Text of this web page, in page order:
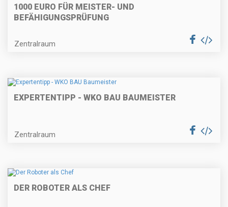
1000 EURO FÜR MEISTER- UND
BEFÄHIGUNGSPRÜFUNG
Zentralraum
EXPERTENTIPP - WKO BAU BAUMEISTER
Zentralraum
DER ROBOTER ALS CHEF